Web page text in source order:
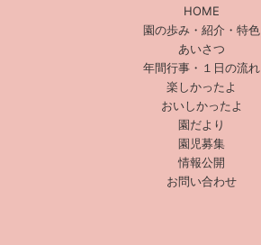
HOME
園の歩み・紹介・特色
あいさつ
年間行事・１日の流れ
楽しかったよ
おいしかったよ
園だより
園児募集
情報公開
お問い合わせ